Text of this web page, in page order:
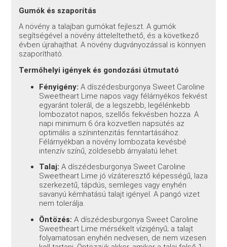
Gumók és szaporítás
A növény a talajban gumókat fejleszt. A gumók
segítségével a növény átteleltethető, és a következő
évben újrahajthat. A növény dugványozással is könnyen
szaporítható.
Termőhelyi igények és gondozási útmutató
Fényigény: A díszédesburgonya Sweet Caroline
Sweetheart Lime napos vagy félárnyékos fekvést
egyaránt tolerál, de a legszebb, legélénkebb
lombozatot napos, szellős fekvésben hozza. A
napi minimum 6 óra közvetlen napsütés az
optimális a színintenzitás fenntartásához.
Félárnyékban a növény lombozata kevésbé
intenzív színű, zöldesebb árnyalatú lehet.
Talaj: A díszédesburgonya Sweet Caroline
Sweetheart Lime jó vízáteresztő képességű, laza
szerkezetű, tápdús, semleges vagy enyhén
savanyú kémhatású talajt igényel. A pangó vizet
nem tolerálja.
Öntözés: A díszédesburgonya Sweet Caroline
Sweetheart Lime mérsékelt vízigényű; a talajt
folyamatosan enyhén nedvesen, de nem vizesen